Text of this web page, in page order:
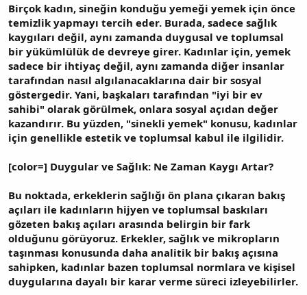
Birçok kadın, sineğin konduğu yemeği yemek için önce
temizlik yapmayı tercih eder. Burada, sadece sağlık
kaygıları değil, aynı zamanda duygusal ve toplumsal
bir yükümlülük de devreye girer. Kadınlar için, yemek
sadece bir ihtiyaç değil, aynı zamanda diğer insanlar
tarafından nasıl algılanacaklarına dair bir sosyal
göstergedir. Yani, başkaları tarafından "iyi bir ev
sahibi" olarak görülmek, onlara sosyal açıdan değer
kazandırır. Bu yüzden, "sinekli yemek" konusu, kadınlar
için genellikle estetik ve toplumsal kabul ile ilgilidir.
[color=] Duygular ve Sağlık: Ne Zaman Kaygı Artar?
Bu noktada, erkeklerin sağlığı ön plana çıkaran bakış
açıları ile kadınların hijyen ve toplumsal baskıları
gözeten bakış açıları arasında belirgin bir fark
olduğunu görüyoruz. Erkekler, sağlık ve mikropların
taşınması konusunda daha analitik bir bakış açısına
sahipken, kadınlar bazen toplumsal normlara ve kişisel
duygularına dayalı bir karar verme süreci izleyebilirler.